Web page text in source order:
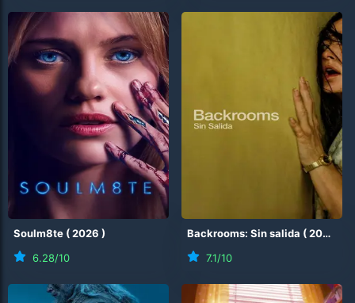
Soulm8te (2026 )
6.28/10
Backrooms: Sin salida (2026
7.1/10